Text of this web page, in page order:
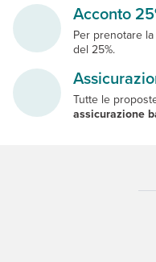
Acconto
Per prenotare
del 25%.
Tutte le
assicurazione